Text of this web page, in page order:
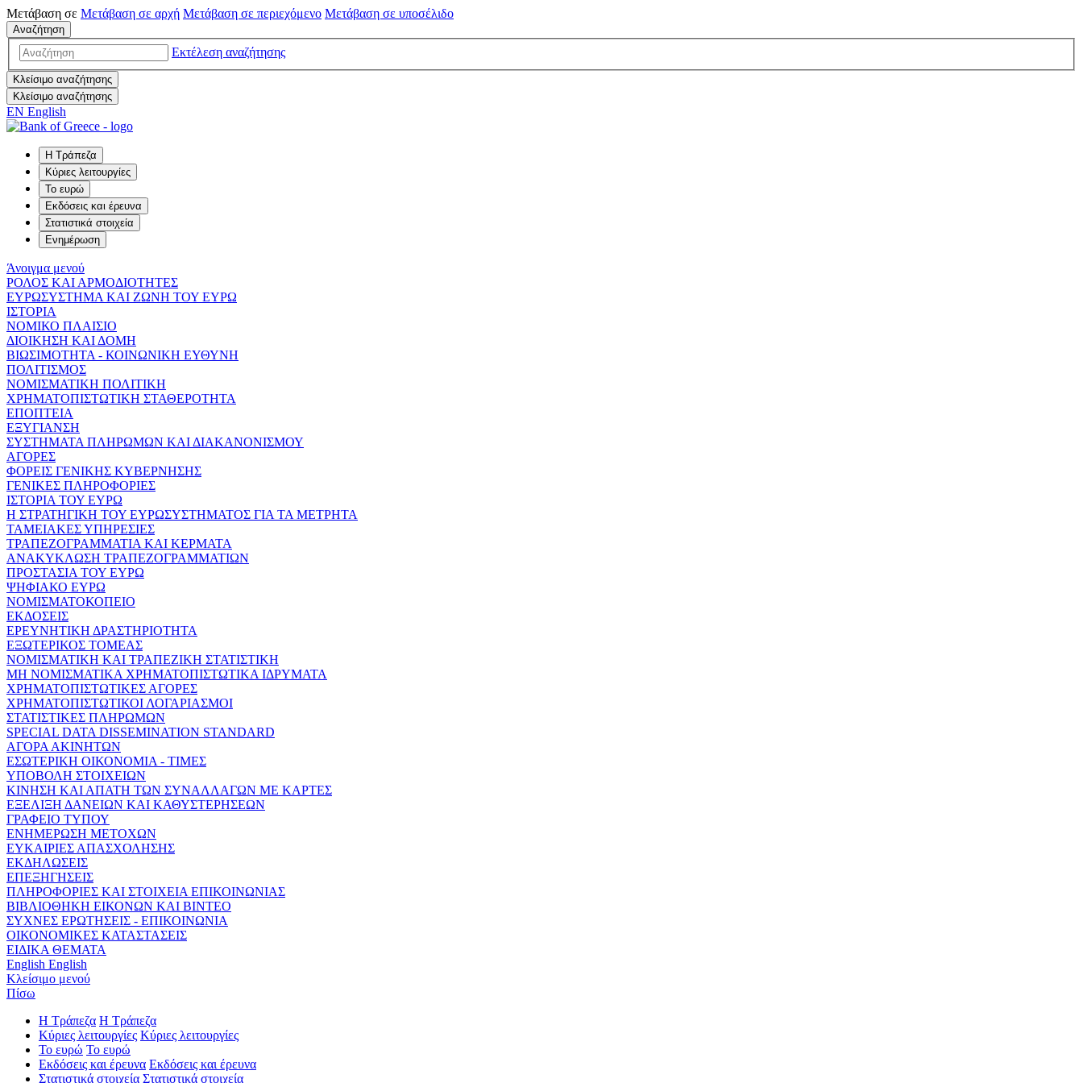
Μετάβαση σε Μετάβαση σε αρχή Μετάβαση σε περιεχόμενο Μετάβαση σε υποσέλιδο
Αναζήτηση
Εκτέλεση αναζήτησης
Κλείσιμο αναζήτησης
Κλείσιμο αναζήτησης
EN English
Η Τράπεζα
Κύριες λειτουργίες
Το ευρώ
Εκδόσεις και έρευνα
Στατιστικά στοιχεία
Ενημέρωση
Άνοιγμα μενού
ΡΟΛΟΣ ΚΑΙ ΑΡΜΟΔΙΟΤΗΤΕΣ
ΕΥΡΩΣΥΣΤΗΜΑ ΚΑΙ ΖΩΝΗ ΤΟΥ ΕΥΡΩ
ΙΣΤΟΡΙΑ
ΝΟΜΙΚΟ ΠΛΑΙΣΙΟ
ΔΙΟΙΚΗΣΗ ΚΑΙ ΔΟΜΗ
ΒΙΩΣΙΜΟΤΗΤΑ - ΚΟΙΝΩΝΙΚΗ ΕΥΘΥΝΗ
ΠΟΛΙΤΙΣΜΟΣ
ΝΟΜΙΣΜΑΤΙΚΗ ΠΟΛΙΤΙΚΗ
ΧΡΗΜΑΤΟΠΙΣΤΩΤΙΚΗ ΣΤΑΘΕΡΟΤΗΤΑ
ΕΠΟΠΤΕΙΑ
ΕΞΥΓΙΑΝΣΗ
ΣΥΣΤΗΜΑΤΑ ΠΛΗΡΩΜΩΝ ΚΑΙ ΔΙΑΚΑΝΟΝΙΣΜΟΥ
ΑΓΟΡΕΣ
ΦΟΡΕΙΣ ΓΕΝΙΚΗΣ ΚΥΒΕΡΝΗΣΗΣ
ΓΕΝΙΚΕΣ ΠΛΗΡΟΦΟΡΙΕΣ
ΙΣΤΟΡΙΑ ΤΟΥ ΕΥΡΩ
Η ΣΤΡΑΤΗΓΙΚΗ ΤΟΥ ΕΥΡΩΣΥΣΤΗΜΑΤΟΣ ΓΙΑ ΤΑ ΜΕΤΡΗΤΑ
ΤΑΜΕΙΑΚΕΣ ΥΠΗΡΕΣΙΕΣ
ΤΡΑΠΕΖΟΓΡΑΜΜΑΤΙΑ ΚΑΙ ΚΕΡΜΑΤΑ
ΑΝΑΚΥΚΛΩΣΗ ΤΡΑΠΕΖΟΓΡΑΜΜΑΤΙΩΝ
ΠΡΟΣΤΑΣΙΑ ΤΟΥ ΕΥΡΩ
ΨΗΦΙΑΚΟ ΕΥΡΩ
ΝΟΜΙΣΜΑΤΟΚΟΠΕΙΟ
ΕΚΔΟΣΕΙΣ
ΕΡΕΥΝΗΤΙΚΗ ΔΡΑΣΤΗΡΙΟΤΗΤΑ
ΕΞΩΤΕΡΙΚΟΣ ΤΟΜΕΑΣ
ΝΟΜΙΣΜΑΤΙΚΗ ΚΑΙ ΤΡΑΠΕΖΙΚΗ ΣΤΑΤΙΣΤΙΚΗ
ΜΗ ΝΟΜΙΣΜΑΤΙΚΑ ΧΡΗΜΑΤΟΠΙΣΤΩΤΙΚΑ ΙΔΡΥΜΑΤΑ
ΧΡΗΜΑΤΟΠΙΣΤΩΤΙΚΕΣ ΑΓΟΡΕΣ
ΧΡΗΜΑΤΟΠΙΣΤΩΤΙΚΟΙ ΛΟΓΑΡΙΑΣΜΟΙ
ΣΤΑΤΙΣΤΙΚΕΣ ΠΛΗΡΩΜΩΝ
SPECIAL DATA DISSEMINATION STANDARD
ΑΓΟΡΑ ΑΚΙΝΗΤΩΝ
ΕΣΩΤΕΡΙΚΗ ΟΙΚΟΝΟΜΙΑ - ΤΙΜΕΣ
ΥΠΟΒΟΛΗ ΣΤΟΙΧΕΙΩΝ
ΚΙΝΗΣΗ ΚΑΙ ΑΠΑΤΗ ΤΩΝ ΣΥΝΑΛΛΑΓΩΝ ΜΕ ΚΑΡΤΕΣ
ΕΞΕΛΙΞΗ ΔΑΝΕΙΩΝ ΚΑΙ ΚΑΘΥΣΤΕΡΗΣΕΩΝ
ΓΡΑΦΕΙΟ ΤΥΠΟΥ
ΕΝΗΜΕΡΩΣΗ ΜΕΤΟΧΩΝ
ΕΥΚΑΙΡΙΕΣ ΑΠΑΣΧΟΛΗΣΗΣ
ΕΚΔΗΛΩΣΕΙΣ
ΕΠΕΞΗΓΗΣΕΙΣ
ΠΛΗΡΟΦΟΡΙΕΣ ΚΑΙ ΣΤΟΙΧΕΙΑ ΕΠΙΚΟΙΝΩΝΙΑΣ
ΒΙΒΛΙΟΘΗΚΗ ΕΙΚΟΝΩΝ ΚΑΙ ΒΙΝΤΕΟ
ΣΥΧΝΕΣ ΕΡΩΤΗΣΕΙΣ - ΕΠΙΚΟΙΝΩΝΙΑ
ΟΙΚΟΝΟΜΙΚΕΣ ΚΑΤΑΣΤΑΣΕΙΣ
ΕΙΔΙΚΑ ΘΕΜΑΤΑ
English English
Κλείσιμο μενού
Πίσω
Η Τράπεζα Η Τράπεζα
Κύριες λειτουργίες Κύριες λειτουργίες
Το ευρώ Το ευρώ
Εκδόσεις και έρευνα Εκδόσεις και έρευνα
Στατιστικά στοιχεία Στατιστικά στοιχεία